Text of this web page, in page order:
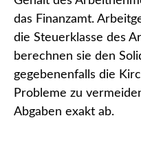
das Finanzamt.
die Steuerklasse des
berechnen sie den
gegebenenfalls die
Probleme zu
Abgaben exakt ab.